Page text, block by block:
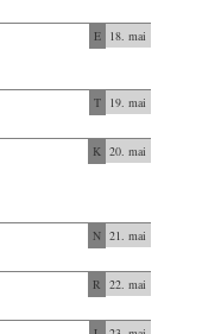
E 18. mai
T 19. mai
K 20. mai
N 21. mai
R 22. mai